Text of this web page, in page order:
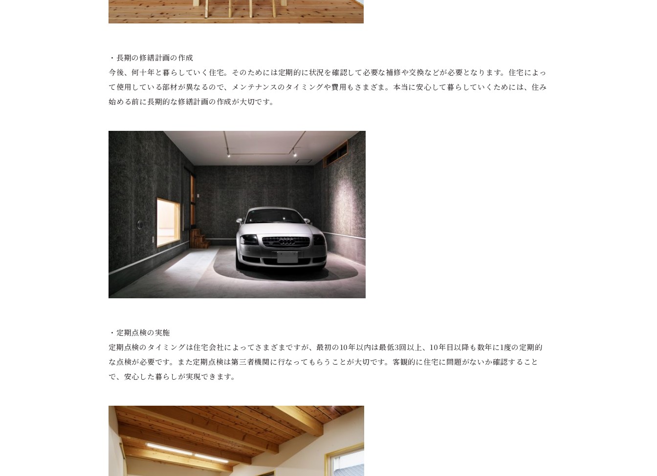
・長期の修繕計画の作成
今後、何十年と暮らしていく住宅。そのためには定期的に状況を確認して必要な補修や交換などが必要となります。住宅によっ
て使用している部材が異なるので、メンテナンスのタイミングや費用もさまざま。本当に安心して暮らしていくためには、住み
始める前に長期的な修繕計画の作成が大切です。
・定期点検の実施
定期点検のタイミングは住宅会社によってさまざまですが、最初の10年以内は最低3回以上、10年目以降も数年に1度の定期的
な点検が必要です。また定期点検は第三者機関に行なってもらうことが大切です。客観的に住宅に問題がないか確認すること
で、安心した暮らしが実現できます。